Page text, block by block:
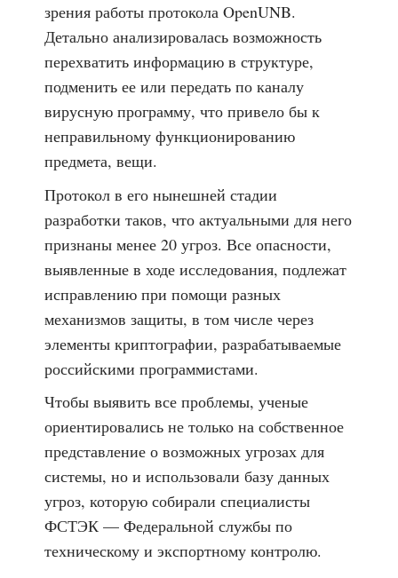
зрения работы протокола OpenUNB.
Детально анализировалась возможность
перехватить информацию в структуре,
подменить ее или передать по каналу
вирусную программу, что привело бы к
неправильному функционированию
предмета, вещи.
Протокол в его нынешней стадии
разработки таков, что актуальными для него
признаны менее 20 угроз. Все опасности,
выявленные в ходе исследования, подлежат
исправлению при помощи разных
механизмов защиты, в том числе через
элементы криптографии, разрабатываемые
российскими программистами.
Чтобы выявить все проблемы, ученые
ориентировались не только на собственное
представление о возможных угрозах для
системы, но и использовали базу данных
угроз, которую собирали специалисты
ФСТЭК — Федеральной службы по
техническому и экспортному контролю.